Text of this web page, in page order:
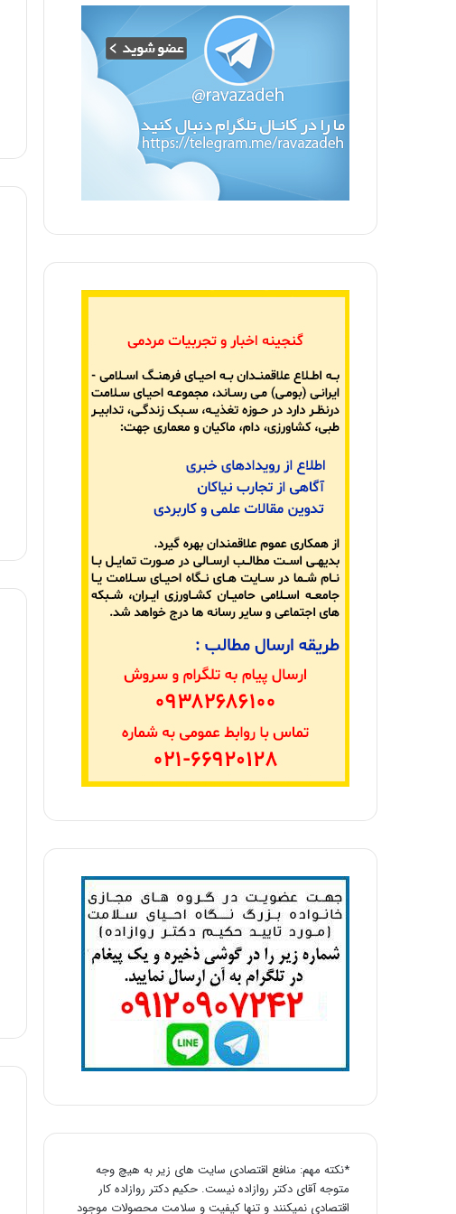
*نکته مهم: منافع اقتصادی سایت های زیر به هیچ وجه
متوجه آقای دکتر روازاده نیست. حکیم دکتر روازاده کار
اقتصادی نمیکنند و تنها کیفیت و سلامت محصولات موجود